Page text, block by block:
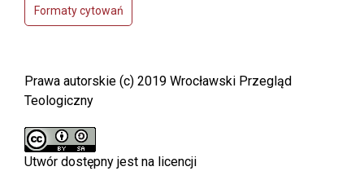
Formaty cytowań
Prawa autorskie (c) 2019 Wrocławski Przegląd
Teologiczny
Utwór dostępny jest na licencji